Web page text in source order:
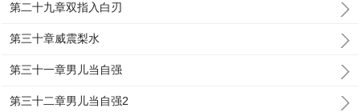
第二十九章双指入白刃
第三十章威震梨水
第三十一章男儿当自强
第三十二章男儿当自强2